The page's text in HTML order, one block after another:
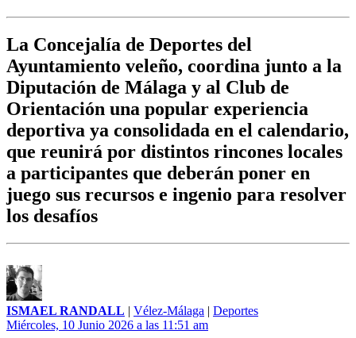
La Concejalía de Deportes del
Ayuntamiento veleño, coordina junto a la
Diputación de Málaga y al Club de
Orientación una popular experiencia
deportiva ya consolidada en el calendario,
que reunirá por distintos rincones locales
a participantes que deberán poner en
juego sus recursos e ingenio para resolver
los desafíos
ISMAEL RANDALL | Vélez-Málaga | Deportes
Miércoles, 10 Junio 2026 a las 11:51 am